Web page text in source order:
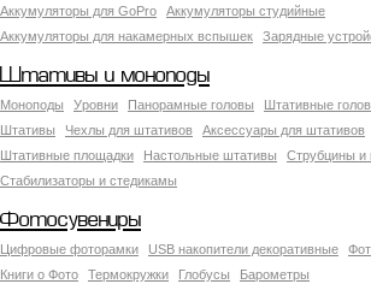
Аккумуляторы для GoPro
Аккумуляторы студийные
Аккумуляторы для накамерных вспышек
Зарядные
Штативы и моноподы
Моноподы Уровни Панорамные головы Штативные
Штативы
Чехлы для штативов
Аксессуары для штативов
Штативные площадки
Настольные штативы
Струбцины и
Стабилизаторы и стедикамы
Фотосувениры
Цифровые фоторамки USB накопители декоративные
Книги о Фото
Термокружки Глобусы Барометры